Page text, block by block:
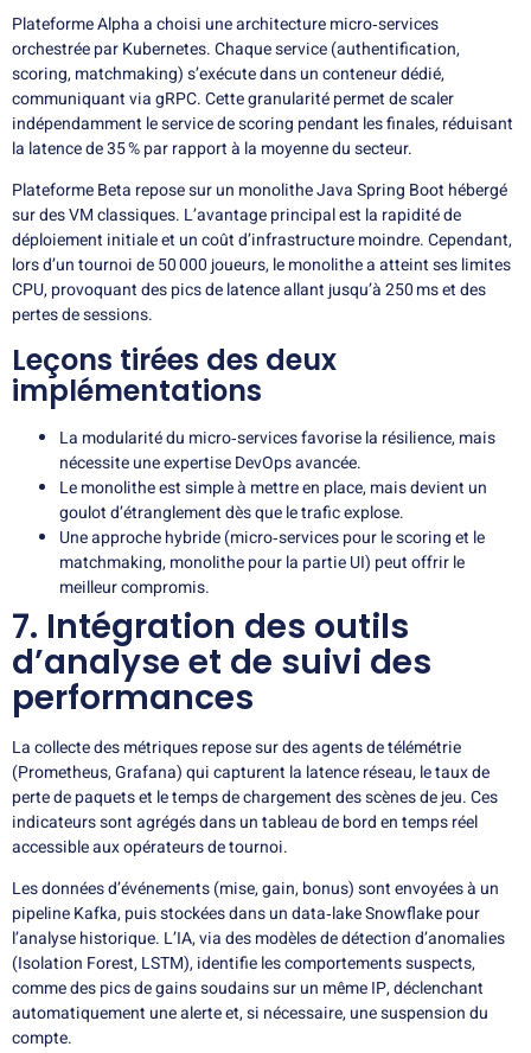
Plateforme Alpha a choisi une architecture micro‑services
orchestrée par Kubernetes. Chaque service (authentification,
scoring, matchmaking) s’exécute dans un conteneur dédié,
communiquant via gRPC. Cette granularité permet de scaler
indépendamment le service de scoring pendant les finales, réduisant
la latence de 35 % par rapport à la moyenne du secteur.
Plateforme Beta repose sur un monolithe Java Spring Boot hébergé
sur des VM classiques. L’avantage principal est la rapidité de
déploiement initiale et un coût d’infrastructure moindre. Cependant,
lors d’un tournoi de 50 000 joueurs, le monolithe a atteint ses limites
CPU, provoquant des pics de latence allant jusqu’à 250 ms et des
pertes de sessions.
Leçons tirées des deux
implémentations
La modularité du micro‑services favorise la résilience, mais
nécessite une expertise DevOps avancée.
Le monolithe est simple à mettre en place, mais devient un
goulot d’étranglement dès que le trafic explose.
Une approche hybride (micro‑services pour le scoring et le
matchmaking, monolithe pour la partie UI) peut offrir le
meilleur compromis.
7. Intégration des outils
d’analyse et de suivi des
performances
La collecte des métriques repose sur des agents de télémétrie
(Prometheus, Grafana) qui capturent la latence réseau, le taux de
perte de paquets et le temps de chargement des scènes de jeu. Ces
indicateurs sont agrégés dans un tableau de bord en temps réel
accessible aux opérateurs de tournoi.
Les données d’événements (mise, gain, bonus) sont envoyées à un
pipeline Kafka, puis stockées dans un data‑lake Snowflake pour
l’analyse historique. L’IA, via des modèles de détection d’anomalies
(Isolation Forest, LSTM), identifie les comportements suspects,
comme des pics de gains soudains sur un même IP, déclenchant
automatiquement une alerte et, si nécessaire, une suspension du
compte.